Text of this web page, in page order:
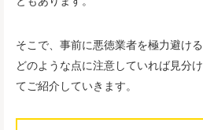
そこで、事前に悪徳業者を極力避ける
どのような点に注意していれば見分
てご紹介していきます。